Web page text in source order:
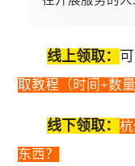
线上领取：
取教程（时间+数量
线下领取：
东西？